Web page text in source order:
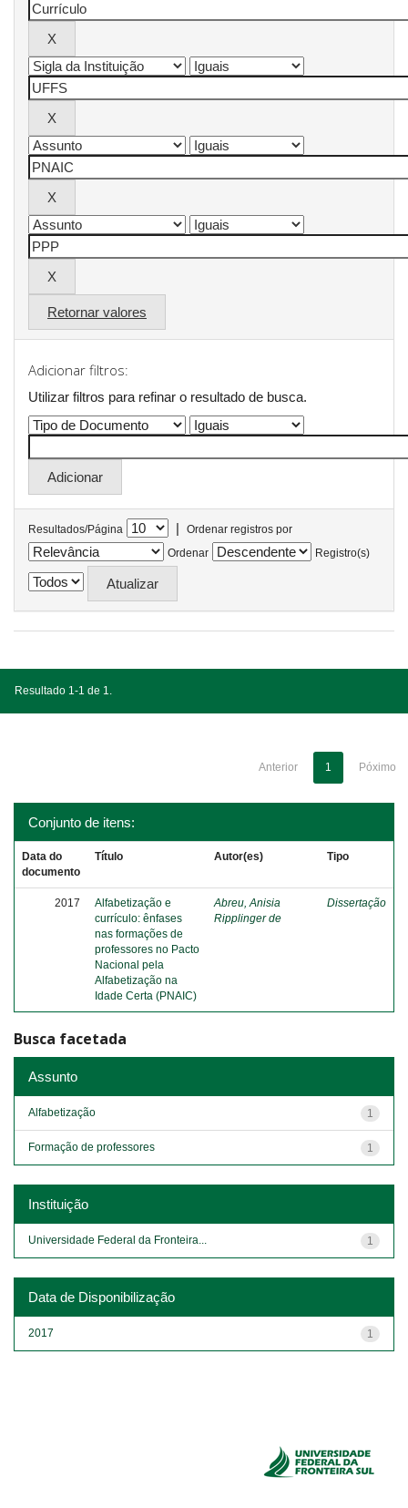
Retornar valores
Adicionar filtros:
Utilizar filtros para refinar o resultado de busca.
Resultados/Página |
Ordenar registros por
Ordenar
Registro(s)
Resultado 1-1 de 1.
Anterior 1 Póximo
Conjunto de itens:
Data do
documento
Título Autor(es) Tipo
2017
Alfabetização e
currículo: ênfases
nas formações de
professores no Pacto
Nacional pela
Alfabetização na
Idade Certa (PNAIC)
Abreu, Anisia
Ripplinger de
Dissertação
Busca facetada
Assunto
1
Alfabetização
1
Formação de professores
Instituição
1
Universidade Federal da Fronteira...
Data de Disponibilização
1
2017